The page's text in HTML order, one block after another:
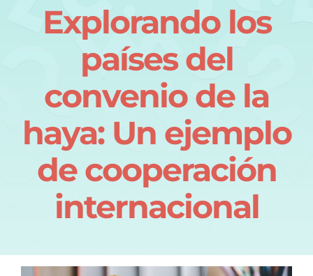
Explorando los
países del
convenio de la
haya: Un ejemplo
de cooperación
internacional